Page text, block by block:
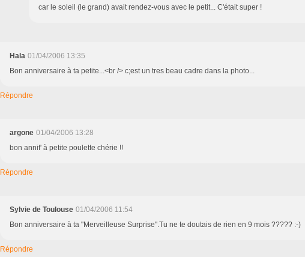
car le soleil (le grand) avait rendez-vous avec le petit... C'était super !
Hala 01/04/2006 13:35
Bon anniversaire à ta petite...<br /> c;est un tres beau cadre dans la photo...
Répondre
argone 01/04/2006 13:28
bon annif' à petite poulette chérie !!
Répondre
Sylvie de Toulouse 01/04/2006 11:54
Bon anniversaire à ta "Merveilleuse Surprise".Tu ne te doutais de rien en 9 mois ????? :-)
Répondre